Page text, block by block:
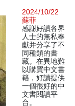
2024/10/22
蘇菲
感謝好讀各界
人士的無私奉
獻并分享了不
同種類的書
藏。在異地難
以購買中文書
籍，好讀提供
一個很好的中
文書閱讀平
台。